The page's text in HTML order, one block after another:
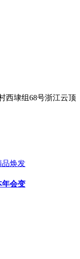
西埭组68号浙江云顶
品焕发
年会变